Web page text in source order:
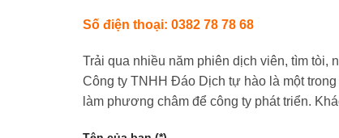
Số điện thoại: 0382 78 78 68
Trải qua nhiều năm phiên dịch viên, tìm
Công ty TNHH Đáo Dịch tự hào là một
làm phương châm để công ty phát triển.